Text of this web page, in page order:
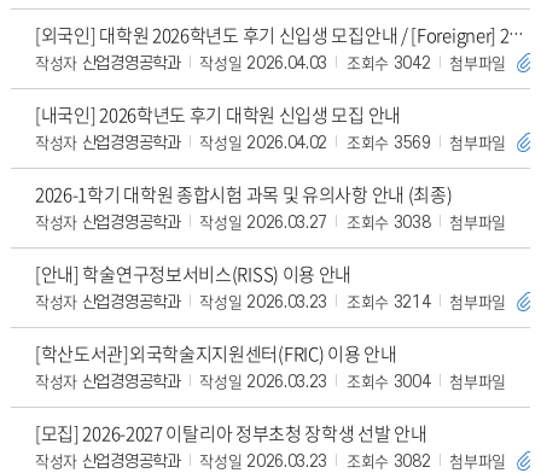
[외국인] 대학원 2026학년도 후기 신입생 모집안내 / [Foreigner] 2026 F
작성자 산업경영공학과 작성일 2026.04.03 조회수 3042 첨부파일
[내국인] 2026학년도 후기 대학원 신입생 모집 안내
작성자 산업경영공학과 작성일 2026.04.02 조회수 3569 첨부파일
2026-1학기 대학원 종합시험 과목 및 유의사항 안내 (최종)
작성자 산업경영공학과 작성일 2026.03.27 조회수 3038 첨부파일
[안내] 학술연구정보서비스(RISS) 이용 안내
작성자 산업경영공학과 작성일 2026.03.23 조회수 3214 첨부파일
[학산도서관]외국학술지지원센터(FRIC) 이용 안내
작성자 산업경영공학과 작성일 2026.03.23 조회수 3004 첨부파일
[모집] 2026-2027 이탈리아 정부초청 장학생 선발 안내
작성자 산업경영공학과 작성일 2026.03.23 조회수 3082 첨부파일